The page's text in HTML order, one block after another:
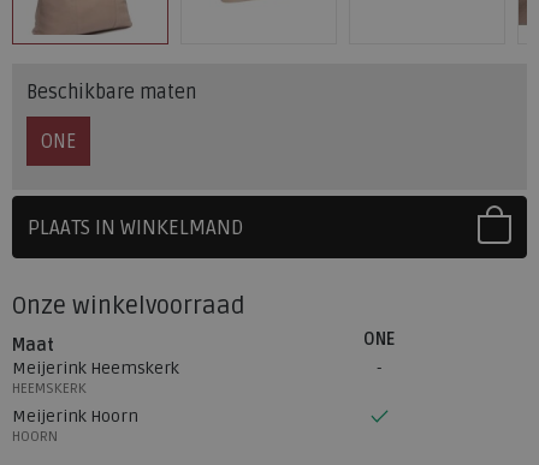
Beschikbare maten
ONE
PLAATS IN WINKELMAND
Onze winkelvoorraad
Maat
ONE
Meijerink Heemskerk
HEEMSKERK
Meijerink Hoorn
HOORN